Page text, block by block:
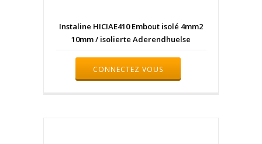
Instaline HICIAE410 Embout isolé 4mm2
10mm / isolierte Aderendhuelse
CONNECTEZ VOUS